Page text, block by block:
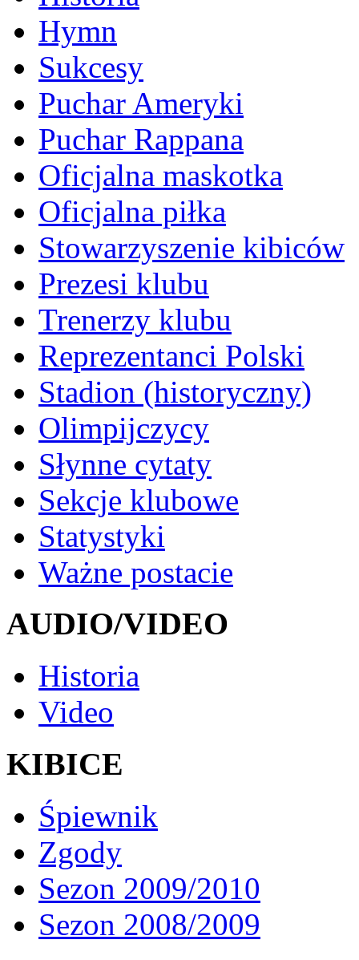
Hymn
Sukcesy
Puchar Ameryki
Puchar Rappana
Oficjalna maskotka
Oficjalna piłka
Stowarzyszenie kibiców
Prezesi klubu
Trenerzy klubu
Reprezentanci Polski
Stadion (historyczny)
Olimpijczycy
Słynne cytaty
Sekcje klubowe
Statystyki
Ważne postacie
AUDIO/VIDEO
Historia
Video
KIBICE
Śpiewnik
Zgody
Sezon 2009/2010
Sezon 2008/2009